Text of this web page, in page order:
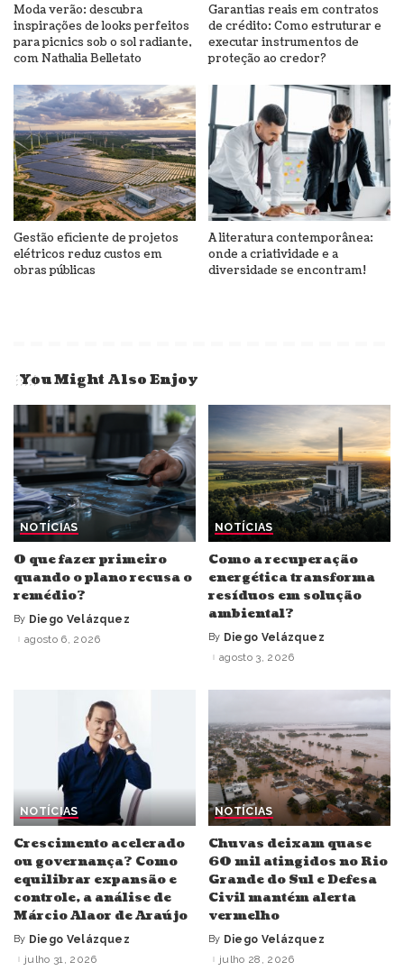
Moda verão: descubra
inspirações de looks perfeitos
para picnics sob o sol radiante,
com Nathalia Belletato
Garantias reais em contratos
de crédito: Como estruturar e
executar instrumentos de
proteção ao credor?
Gestão eficiente de projetos
elétricos reduz custos em
obras públicas
A literatura contemporânea:
onde a criatividade e a
diversidade se encontram!
You Might Also Enjoy
NOTÍCIAS
O que fazer primeiro
quando o plano recusa o
remédio?
Posted
by
By Diego Velázquez
agosto 6, 2026
NOTÍCIAS
Como a recuperação
energética transforma
resíduos em solução
ambiental?
Posted
by
By Diego Velázquez
agosto 3, 2026
NOTÍCIAS
Crescimento acelerado
ou governança? Como
equilibrar expansão e
controle, a análise de
Márcio Alaor de Araújo
Posted
by
By Diego Velázquez
julho 31, 2026
NOTÍCIAS
Chuvas deixam quase
60 mil atingidos no Rio
Grande do Sul e Defesa
Civil mantém alerta
vermelho
Posted
by
By Diego Velázquez
julho 28, 2026